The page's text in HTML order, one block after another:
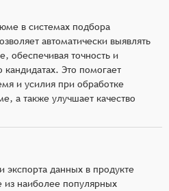
в системах подбора
автоматически выявлять
обеспечивая точность и
Это помогает
и усилия при обработке
а также улучшает качество
данных в продукте
из наиболее популярных